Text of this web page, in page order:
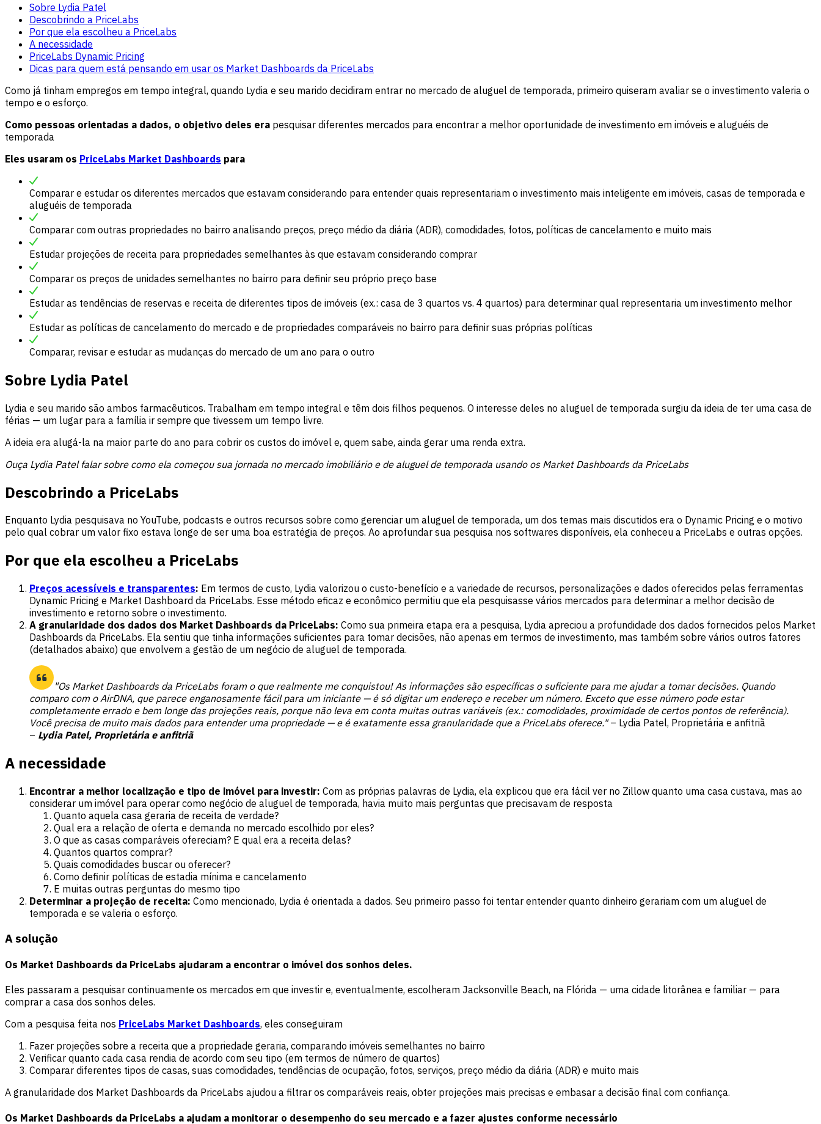
Sobre Lydia Patel
Descobrindo a PriceLabs
Por que ela escolheu a PriceLabs
A necessidade
PriceLabs Dynamic Pricing
Dicas para quem está pensando em usar os Market Dashboards da PriceLabs
Como já tinham empregos em tempo integral, quando Lydia e seu marido decidiram entrar no mercado de aluguel de temporada, primeiro quiseram avaliar se o investimento valeria o
tempo e o esforço.
Como pessoas orientadas a dados, o objetivo deles era pesquisar diferentes mercados para encontrar a melhor oportunidade de investimento em imóveis e aluguéis de
temporada
Eles usaram os PriceLabs Market Dashboards para
Comparar e estudar os diferentes mercados que estavam considerando para entender quais representariam o investimento mais inteligente em imóveis, casas de temporada e
aluguéis de temporada
Comparar com outras propriedades no bairro analisando preços, preço médio da diária (ADR), comodidades, fotos, políticas de cancelamento e muito mais
Estudar projeções de receita para propriedades semelhantes às que estavam considerando comprar
Comparar os preços de unidades semelhantes no bairro para definir seu próprio preço base
Estudar as tendências de reservas e receita de diferentes tipos de imóveis (ex.: casa de 3 quartos vs. 4 quartos) para determinar qual representaria um investimento melhor
Estudar as políticas de cancelamento do mercado e de propriedades comparáveis no bairro para definir suas próprias políticas
Comparar, revisar e estudar as mudanças do mercado de um ano para o outro
Sobre Lydia Patel
Lydia e seu marido são ambos farmacêuticos. Trabalham em tempo integral e têm dois filhos pequenos. O interesse deles no aluguel de temporada surgiu da ideia de ter uma casa de
férias — um lugar para a família ir sempre que tivessem um tempo livre.
A ideia era alugá-la na maior parte do ano para cobrir os custos do imóvel e, quem sabe, ainda gerar uma renda extra.
Ouça Lydia Patel falar sobre como ela começou sua jornada no mercado imobiliário e de aluguel de temporada usando os Market Dashboards da PriceLabs
Descobrindo a PriceLabs
Enquanto Lydia pesquisava no YouTube, podcasts e outros recursos sobre como gerenciar um aluguel de temporada, um dos temas mais discutidos era o Dynamic Pricing e o motivo
pelo qual cobrar um valor fixo estava longe de ser uma boa estratégia de preços. Ao aprofundar sua pesquisa nos softwares disponíveis, ela conheceu a PriceLabs e outras opções.
Por que ela escolheu a PriceLabs
Preços acessíveis e transparentes: Em termos de custo, Lydia valorizou o custo-benefício e a variedade de recursos, personalizações e dados oferecidos pelas ferramentas
Dynamic Pricing e Market Dashboard da PriceLabs. Esse método eficaz e econômico permitiu que ela pesquisasse vários mercados para determinar a melhor decisão de
investimento e retorno sobre o investimento.
A granularidade dos dados dos Market Dashboards da PriceLabs: Como sua primeira etapa era a pesquisa, Lydia apreciou a profundidade dos dados fornecidos pelos Market
Dashboards da PriceLabs. Ela sentiu que tinha informações suficientes para tomar decisões, não apenas em termos de investimento, mas também sobre vários outros fatores
(detalhados abaixo) que envolvem a gestão de um negócio de aluguel de temporada.
"Os Market Dashboards da PriceLabs foram o que realmente me conquistou! As informações são específicas o suficiente para me ajudar a tomar decisões. Quando
comparo com o AirDNA, que parece enganosamente fácil para um iniciante — é só digitar um endereço e receber um número. Exceto que esse número pode estar
completamente errado e bem longe das projeções reais, porque não leva em conta muitas outras variáveis (ex.: comodidades, proximidade de certos pontos de referência).
Você precisa de muito mais dados para entender uma propriedade — e é exatamente essa granularidade que a PriceLabs oferece."– Lydia Patel, Proprietária e anfitriã
– Lydia Patel, Proprietária e anfitriã
A necessidade
Encontrar a melhor localização e tipo de imóvel para investir: Com as próprias palavras de Lydia, ela explicou que era fácil ver no Zillow quanto uma casa custava, mas ao
considerar um imóvel para operar como negócio de aluguel de temporada, havia muito mais perguntas que precisavam de resposta
Quanto aquela casa geraria de receita de verdade?
Qual era a relação de oferta e demanda no mercado escolhido por eles?
O que as casas comparáveis ofereciam? E qual era a receita delas?
Quantos quartos comprar?
Quais comodidades buscar ou oferecer?
Como definir políticas de estadia mínima e cancelamento
E muitas outras perguntas do mesmo tipo
Determinar a projeção de receita: Como mencionado, Lydia é orientada a dados. Seu primeiro passo foi tentar entender quanto dinheiro gerariam com um aluguel de
temporada e se valeria o esforço.
A solução
Os Market Dashboards da PriceLabs ajudaram a encontrar o imóvel dos sonhos deles.
Eles passaram a pesquisar continuamente os mercados em que investir e, eventualmente, escolheram Jacksonville Beach, na Flórida — uma cidade litorânea e familiar — para
comprar a casa dos sonhos deles.
Com a pesquisa feita nos PriceLabs Market Dashboards, eles conseguiram
Fazer projeções sobre a receita que a propriedade geraria, comparando imóveis semelhantes no bairro
Verificar quanto cada casa rendia de acordo com seu tipo (em termos de número de quartos)
Comparar diferentes tipos de casas, suas comodidades, tendências de ocupação, fotos, serviços, preço médio da diária (ADR) e muito mais
A granularidade dos Market Dashboards da PriceLabs ajudou a filtrar os comparáveis reais, obter projeções mais precisas e embasar a decisão final com confiança.
Os Market Dashboards da PriceLabs a ajudam a monitorar o desempenho do seu mercado e a fazer ajustes conforme necessário